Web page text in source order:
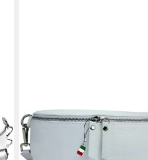
FLORENCE
Gürteltasche Florence Echtleder
Gürteltasche Damen weiß